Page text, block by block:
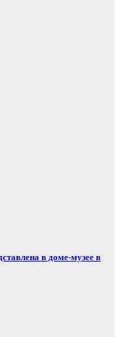
в доме-музее в